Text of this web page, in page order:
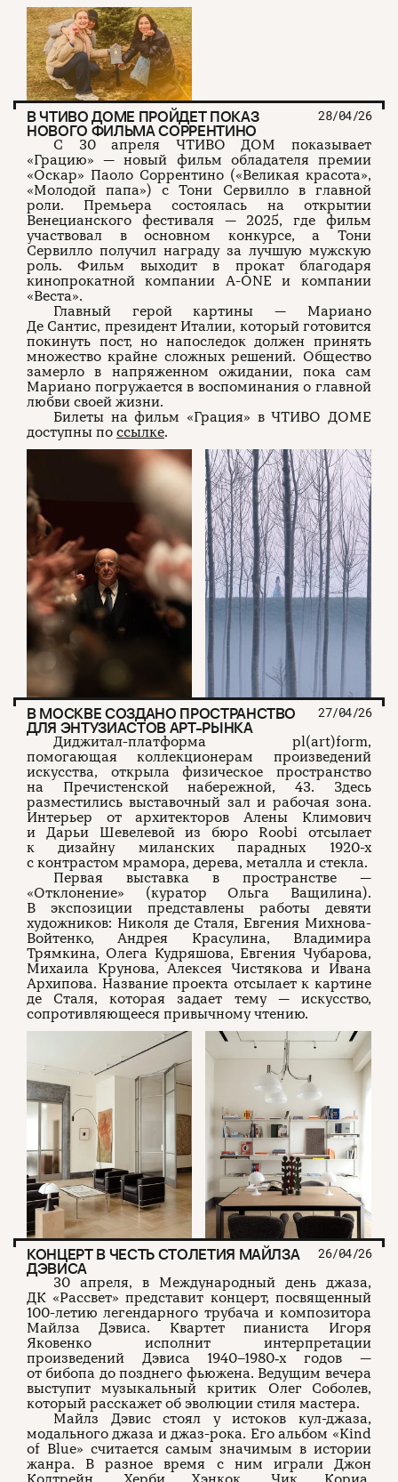
В ЧТИВО ДОМЕ ПРОЙДЕТ ПОКАЗ
НОВОГО ФИЛЬМА СОРРЕНТИНО
28/04/26
С 30 апреля ЧТИВО ДОМ показывает
«Грацию» — новый фильм обладателя премии
«Оскар» Паоло Соррентино («Великая красота»,
«Молодой папа») с Тони Сервилло в главной
роли. Премьера состоялась на открытии
Венецианского фестиваля — 2025, где фильм
участвовал в основном конкурсе, а Тони
Сервилло получил награду за лучшую мужскую
роль. Фильм выходит в прокат благодаря
кинопрокатной компании A-ONE и компании
«Веста».
Главный герой картины — Мариано
Де Сантис, президент Италии, который готовится
покинуть пост, но напоследок должен принять
множество крайне сложных решений. Общество
замерло в напряженном ожидании, пока сам
Мариано погружается в воспоминания о главной
любви своей жизни.
Билеты на фильм «Грация» в ЧТИВО ДОМЕ
доступны по ссылке.
В МОСКВЕ СОЗДАНО ПРОСТРАНСТВО
ДЛЯ ЭНТУЗИАСТОВ АРТ-РЫНКА
27/04/26
Диджитал-платформа pl(art)form,
помогающая коллекционерам произведений
искусства, открыла физическое пространство
на Пречистенской набережной, 43. Здесь
разместились выставочный зал и рабочая зона.
Интерьер от архитекторов Алены Климович
и Дарьи Шевелевой из бюро Roobi отсылает
к дизайну миланских парадных 1920-х
с контрастом мрамора, дерева, металла и стекла.
Первая выставка в пространстве —
«Отклонение» (куратор Ольга Ващилина).
В экспозиции представлены работы девяти
художников: Николя де Сталя, Евгения Михнова-
Войтенко, Андрея Красулина, Владимира
Трямкина, Олега Кудряшова, Евгения Чубарова,
Михаила Крунова, Алексея Чистякова и Ивана
Архипова. Название проекта отсылает к картине
де Сталя, которая задает тему — искусство,
сопротивляющееся привычному чтению.
КОНЦЕРТ В ЧЕСТЬ СТОЛЕТИЯ МАЙЛЗА
ДЭВИСА
26/04/26
30 апреля, в Международный день джаза,
ДК «Рассвет» представит концерт, посвященный
100-летию легендарного трубача и композитора
Майлза Дэвиса. Квартет пианиста Игоря
Яковенко исполнит интерпретации
произведений Дэвиса 1940–1980‑х годов —
от бибопа до позднего фьюжена. Ведущим вечера
выступит музыкальный критик Олег Соболев,
который расскажет об эволюции стиля мастера.
Майлз Дэвис стоял у истоков кул-джаза,
модального джаза и джаз-рока. Его альбом «Kind
of Blue» считается самым значимым в истории
жанра. В разное время с ним играли Джон